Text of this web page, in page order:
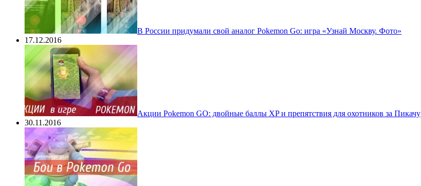
В России придумали свой аналог Pokemon Go: игра «Узнай Москву. Фото»
17.12.2016
Акции Pokemon GO: двойные баллы XP и препятствия для охотников за Пикачу
30.11.2016